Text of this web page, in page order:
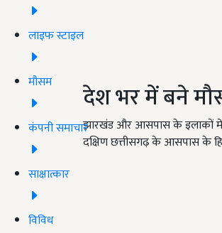
लाइफ स्टाइल
मौसम
कंपनी समाचार
साक्षात्कार
विविध
देश भर में बने
झारखंड और आसपास के इलाकों में
दक्षिण छत्तीसगढ़ के आसपास के